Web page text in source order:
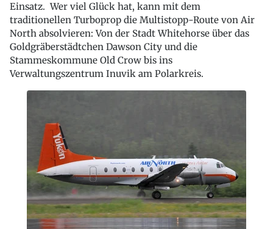
Einsatz. Wer viel Glück hat, kann mit dem
traditionellen Turboprop die Multistopp-Route von Air
North absolvieren: Von der Stadt Whitehorse über das
Goldgräberstädtchen Dawson City und die
Stammeskommune Old Crow bis ins
Verwaltungszentrum Inuvik am Polarkreis.